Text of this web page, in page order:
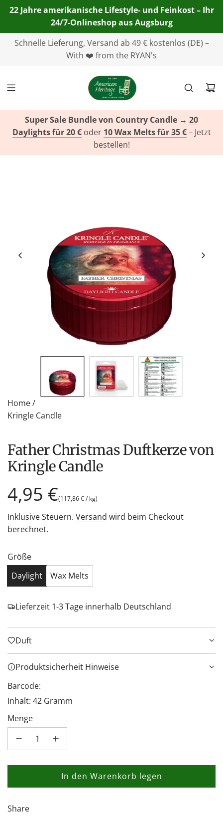
22 Jahre amerikanische Lifestyle- und Feinkost – Ihr
24/7-Onlineshop aus Augsburg
Schnelle Lieferung, Versand ab 49 € kostenlos (DE) –
With ❤️ from the RYAN's
Telefon:+49(0)821 455 254 00 | E-Mail:info@american-
heritage.de| WhatsApp:+49(0)151 116 719 10
Super Sale Bundle von Country Candle → 20
Daylights für 20 €oder 10 Wax Melts für 35 €– Jetzt
bestellen!
Home/
Kringle Candle
Father Christmas Duftkerze von
Kringle Candle
Regulärer
Preis
4,95 €(117,86 €/ kg)
Inklusive Steuern. Versand wird beim Checkout
berechnet.
Größe
Daylight
Wax Melts
Lieferzeit 1-3 Tage innerhalb Deutschland
Duft
Produktsicherheit Hinweise
Barcode:
Inhalt: 42 Gramm
Menge
In den Warenkorb legen
L
Share